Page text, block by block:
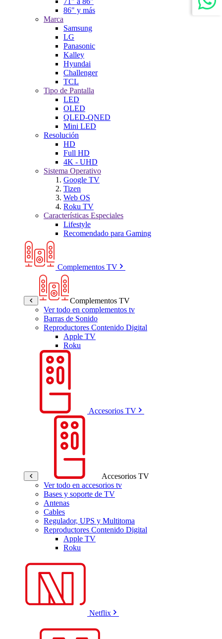
86" y más
Marca
Samsung
LG
Panasonic
Kalley
Hyundai
Challenger
TCL
Tipo de Pantalla
LED
OLED
QLED-QNED
Mini LED
Resolución
HD
Full HD
4K - UHD
Sistema Operativo
Google TV
Tizen
Web OS
Roku TV
Características Especiales
Lifestyle
Recomendado para Gaming
Complementos TV
Complementos TV
Ver todo en complementos tv
Barras de Sonido
Reproductores Contenido Digital
Apple TV
Roku
Accesorios TV
Accesorios TV
Ver todo en accesorios tv
Bases y soporte de TV
Antenas
Cables
Regulador, UPS y Multitoma
Reproductores Contenido Digital
Apple TV
Roku
Netflix